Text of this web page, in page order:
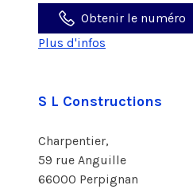
Obtenir le numéro
Plus d'infos
S L Constructions
Charpentier,
59 rue Anguille
66000 Perpignan